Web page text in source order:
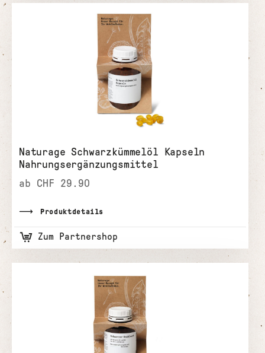
Naturage Schwarzkümmelöl Kapseln
Nahrungsergänzungsmittel
ab CHF 29.90
Produktdetails
Zum Partnershop